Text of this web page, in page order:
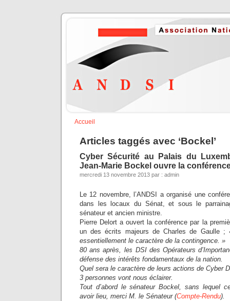
Accueil
Articles taggés avec ‘Bockel’
Cyber Sécurité au Palais du
Jean-Marie Bockel ouvre la
mercredi 13 novembre 2013 par : admin
Le 12 novembre, l’ANDSI a organisé une
dans les locaux du Sénat, et sous le
sénateur et ancien ministre.
Pierre Delort a ouvert la conférence par la
un des écrits majeurs de Charles de Gaulle ;
essentiellement le caractère de la contingence. »
80 ans après, les DSI des Opérateurs
défense des intérêts fondamentaux de la nation.
Quel sera le caractère de leurs actions de Cyber
3 personnes vont nous éclairer.
Tout d’abord le sénateur Bockel, sans lequel
avoir lieu, merci M. le Sénateur (Compte-Rendu).